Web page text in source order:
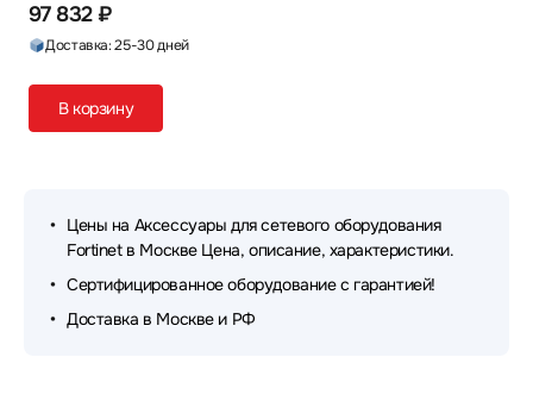
97 832 ₽
Доставка: 25-30 дней
В корзину
Цены на Аксессуары для сетевого оборудования
Fortinet в Москве Цена, описание, характеристики.
Сертифицированное оборудование с гарантией!
Доставка в Москве и РФ